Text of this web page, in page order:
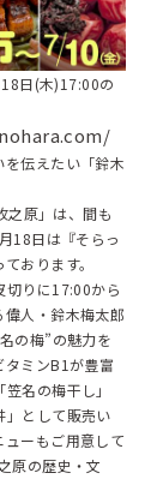
日(木)17:00の
伝えたい「鈴木
之原」は、間も
18日は『そらっ
おります。
切りに17:00から
人・鈴木梅太郎
の梅”の魅力を
ミンB1が豊富
名の梅干し」
」として販売い
ーもご用意して
原の歴史・文